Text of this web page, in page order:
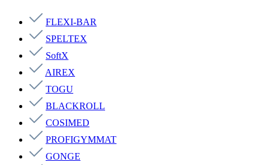
FLEXI-BAR
SPELTEX
SoftX
AIREX
TOGU
BLACKROLL
COSIMED
PROFIGYMMAT
GONGE